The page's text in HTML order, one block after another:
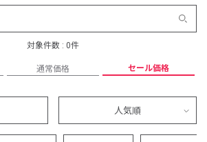
対象件数 : 0件
通常価格 セール価格
人気順